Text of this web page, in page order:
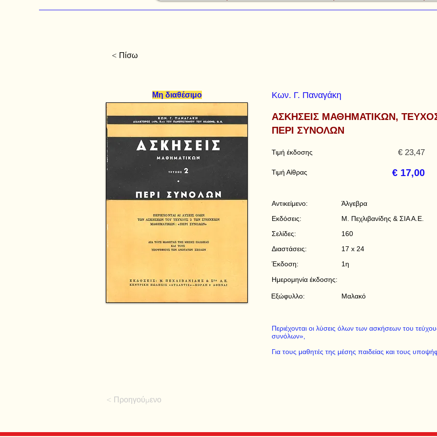
< Πίσω
Μη διαθέσιμο Κων. Γ. Παναγάκη
ΑΣΚΗΣΕΙΣ ΜΑΘΗΜΑΤΙΚΩΝ,
ΠΕΡΙ ΣΥΝΟΛΩΝ
Τιμή έκδοσης
Τιμή Αίθρας
€ 23,47
€ 17,00
Αντικείμενο:
Άλγεβρα
Εκδόσεις:
Μ. Πεχλιβανίδης & ΣΙΑ Α.Ε.
Σελίδες:
160
Διαστάσεις:
17 x 24
Έκδοση:
1η
Ημερομηνία έκδοσης:
Μαλακό
Εξώφυλλο:
Περιέχονται οι λύσεις όλων των ασκήσεων του
συνόλων»,
Για τους μαθητές της μέσης παιδείας και τους
< Προηγούμενο